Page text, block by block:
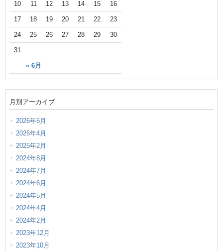
« 6月
10 11 12 13 14 15 16
17 18 19 20 21 22 23
24 25 26 27 28 29 30
31
月別アーカイブ
2026年6月
2026年4月
2025年2月
2024年8月
2024年7月
2024年6月
2024年5月
2024年4月
2024年2月
2023年12月
2023年10月